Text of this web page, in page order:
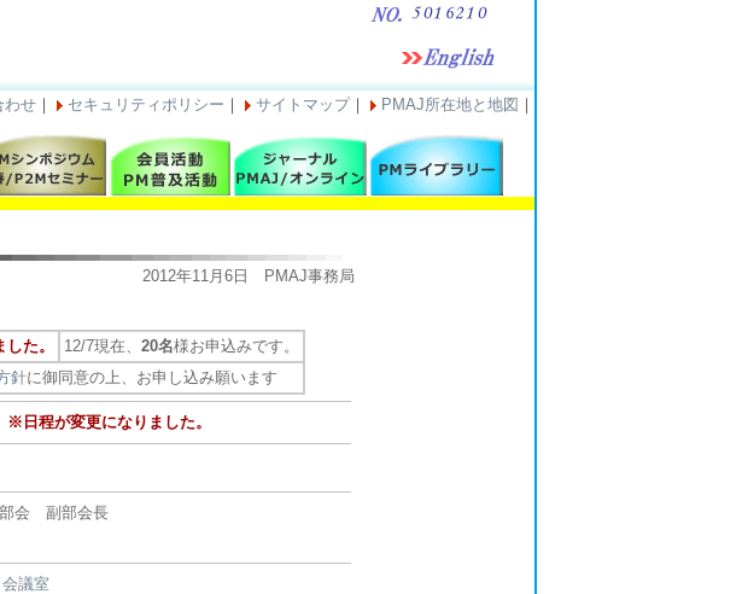
わせ ｜ セキュリティポリシー ｜ サイトマップ｜ PMAJ所在地と地図 ｜
2012年11月6日 PMAJ事務局
た。
12/7現在、 20名様お申込みです。
針に御同意の上、お申し込み願います
※日程が変更になりました。
会 副部会長
議室